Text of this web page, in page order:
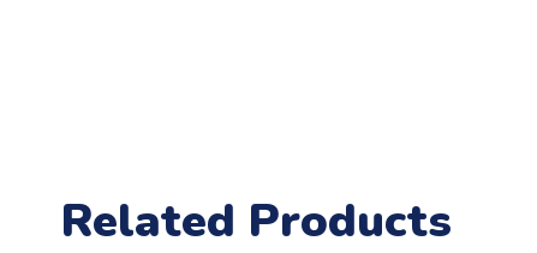
Related Products